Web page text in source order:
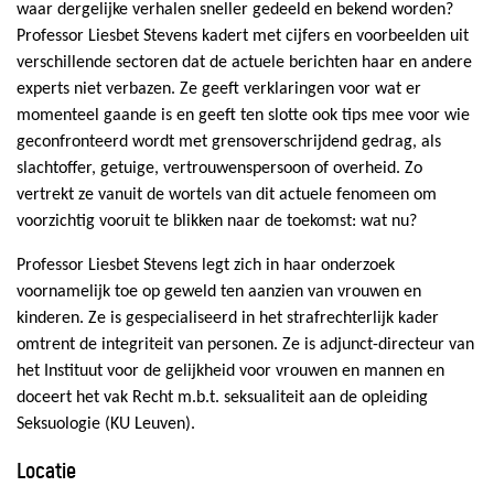
waar dergelijke verhalen sneller gedeeld en bekend worden?
Professor Liesbet Stevens kadert met cijfers en voorbeelden uit
verschillende sectoren dat de actuele berichten haar en andere
experts niet verbazen. Ze geeft verklaringen voor wat er
momenteel gaande is en geeft ten slotte ook tips mee voor wie
geconfronteerd wordt met grensoverschrijdend gedrag, als
slachtoffer, getuige, vertrouwenspersoon of overheid. Zo
vertrekt ze vanuit de wortels van dit actuele fenomeen om
voorzichtig vooruit te blikken naar de toekomst: wat nu?
Professor Liesbet Stevens legt zich in haar onderzoek
voornamelijk toe op geweld ten aanzien van vrouwen en
kinderen. Ze is gespecialiseerd in het strafrechterlijk kader
omtrent de integriteit van personen. Ze is adjunct-directeur van
het Instituut voor de gelijkheid voor vrouwen en mannen en
doceert het vak Recht m.b.t. seksualiteit aan de opleiding
Seksuologie (KU Leuven).
Locatie